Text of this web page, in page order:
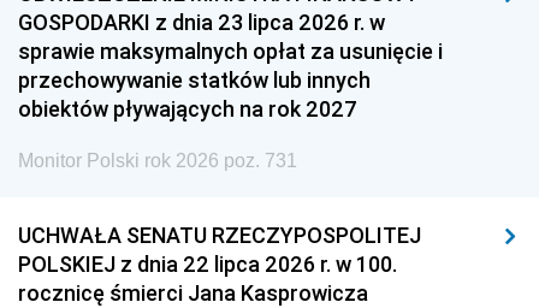
GOSPODARKI z dnia 23 lipca 2026 r. w
sprawie maksymalnych opłat za usunięcie i
przechowywanie statków lub innych
obiektów pływających na rok 2027
Monitor Polski rok 2026 poz. 731
UCHWAŁA SENATU RZECZYPOSPOLITEJ
POLSKIEJ z dnia 22 lipca 2026 r. w 100.
rocznicę śmierci Jana Kasprowicza